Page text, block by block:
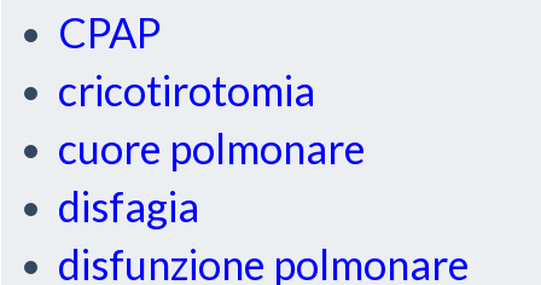
CPAP
cricotirotomia
cuore polmonare
disfagia
disfunzione polmonare